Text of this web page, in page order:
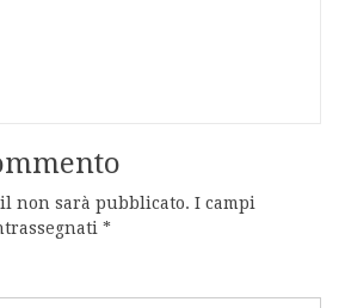
non sarà pubblicato. I campi
*